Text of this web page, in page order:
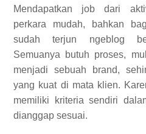
Mendapatkan job dari
perkara mudah, bahkan
sudah terjun ngeblog
Semuanya butuh proses,
menjadi sebuah brand,
yang kuat di mata klien.
memiliki kriteria sendiri
dianggap sesuai.